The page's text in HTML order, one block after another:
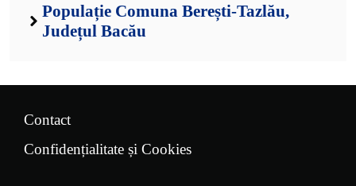
Populație Comuna Berești-Tazlău,
Județul Bacău
Contact
Confidențialitate și Cookies